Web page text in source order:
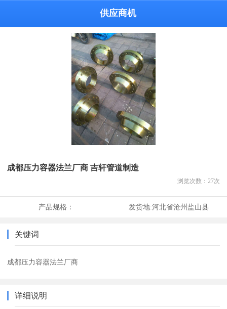
供应商机
成都压力容器法兰厂商 吉轩管道制造
浏览次数： 27次
产品规格： 发货地:河北省沧州盐山县
关键词
成都压力容器法兰厂商
详细说明